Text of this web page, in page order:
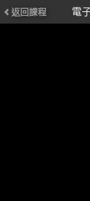
返回課程 電